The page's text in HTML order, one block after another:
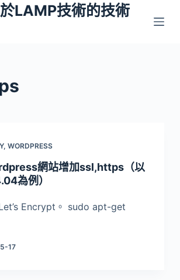
LAMP技術的技術
, WORDPRESS
網站增加ssl,https（以
為例）
Encrypt。 sudo apt-get
17